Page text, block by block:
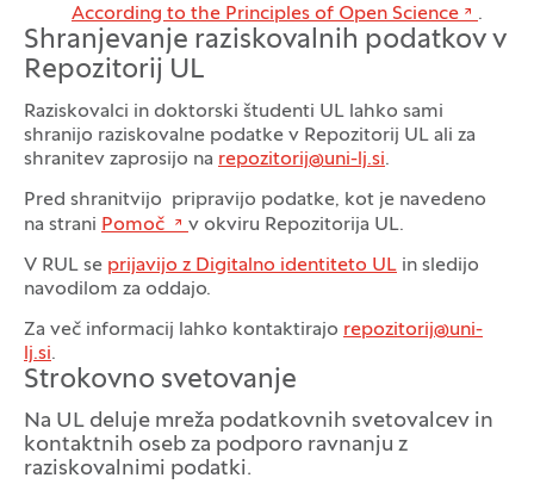
According to the Principles of Open Science
.
Shranjevanje raziskovalnih podatkov v
Repozitorij UL
Raziskovalci in doktorski študenti UL lahko sami
shranijo raziskovalne podatke v Repozitorij UL ali za
shranitev zaprosijo na repozitorij@uni-lj.si.
Pred shranitvijo pripravijo podatke, kot je navedeno
na strani Pomoč v okviru Repozitorija UL.
V RUL se prijavijo z Digitalno identiteto UL in sledijo
navodilom za oddajo.
Za več informacij lahko kontaktirajo repozitorij@uni-
lj.si.
Strokovno svetovanje
Na UL deluje mreža podatkovnih svetovalcev in
kontaktnih oseb za podporo ravnanju z
raziskovalnimi podatki.